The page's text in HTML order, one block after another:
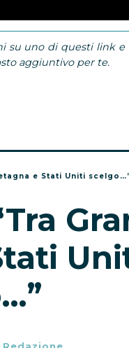
su uno di questi link e
aggiuntivo per te.
e Stati Uniti